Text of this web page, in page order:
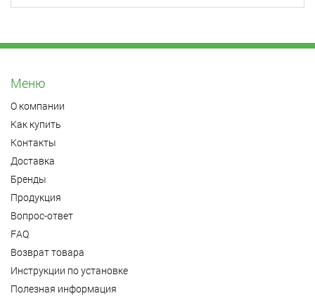
Меню
О компании
Как купить
Контакты
Доставка
Бренды
Продукция
Вопрос-ответ
FAQ
Возврат товара
Инструкции по установке
Полезная информация